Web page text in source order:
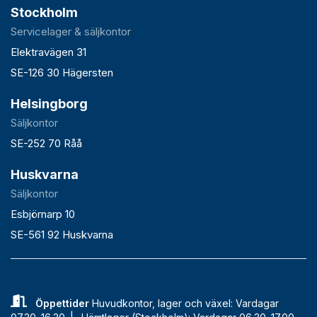
Stockholm
Servicelager & säljkontor
Elektravägen 31
SE-126 30 Hägersten
Helsingborg
Säljkontor
SE-252 70 Råå
Huskvarna
Säljkontor
Esbjörnarp 10
SE-561 92 Huskvarna
ÖppettiderHuvudkontor, lager och växel: Vardagar